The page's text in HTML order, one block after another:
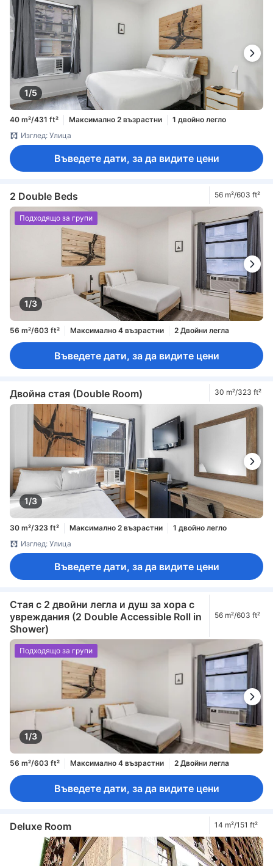
1/5
40 m²/431 ft² Максимално 2 възрастни
1 двойно легло
Изглед: Улица
Въведете дати, за да видите цени
2 Double Beds 56 m²/603 ft²
1/3
Подходящо за групи
56 m²/603 ft² Максимално 4 възрастни 2 Двойни легла
Въведете дати, за да видите цени
Двойна стая (Double Room) 30 m²/323 ft²
1/3
30 m²/323 ft² Максимално 2 възрастни
1 двойно легло
Изглед: Улица
Въведете дати, за да видите цени
Стая с 2 двойни легла и душ за хора с
увреждания (2 Double Accessible Roll in
Shower)
56 m²/603 ft²
1/3
Подходящо за групи
56 m²/603 ft² Максимално 4 възрастни 2 Двойни легла
Въведете дати, за да видите цени
Deluxe Room 14 m²/151 ft²